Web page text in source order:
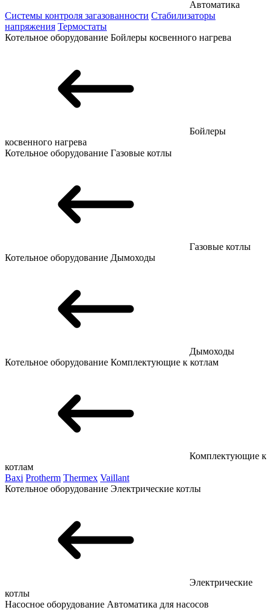
Автоматика
Системы контроля загазованности Стабилизаторы
напряжения Термостаты
Котельное оборудование Бойлеры косвенного нагрева
Бойлеры
косвенного нагрева
Котельное оборудование Газовые котлы
Газовые котлы
Котельное оборудование Дымоходы
Дымоходы
Котельное оборудование Комплектующие к котлам
Комплектующие к
котлам
Baxi Protherm Thermex Vaillant
Котельное оборудование Электрические котлы
Электрические
котлы
Насосное оборудование Автоматика для насосов